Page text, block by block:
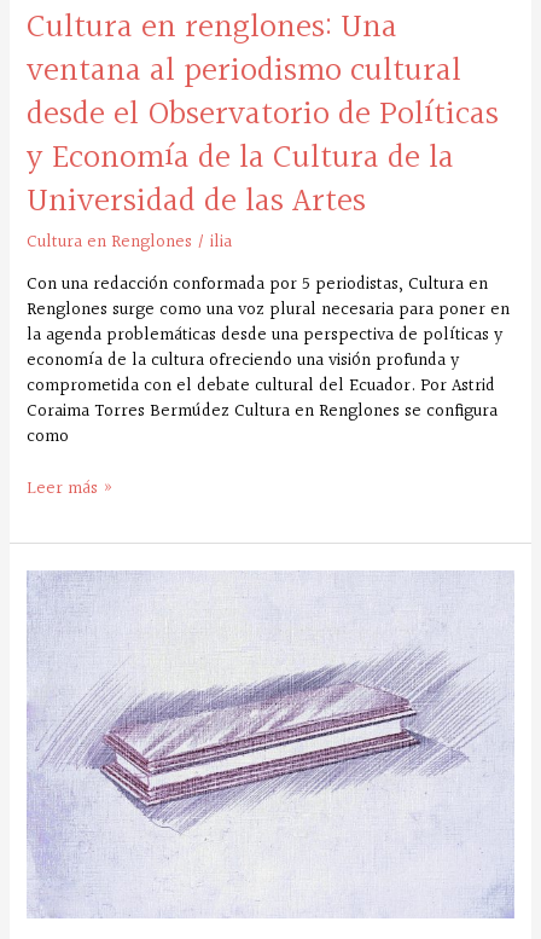
Cultura en renglones: Una
ventana al periodismo cultural
desde el Observatorio de Políticas
y Economía de la Cultura de la
Universidad de las Artes
Cultura en Renglones /ilia
Con una redacción conformada por 5 periodistas, Cultura en
Renglones surge como una voz plural necesaria para poner en
la agenda problemáticas desde una perspectiva de políticas y
economía de la cultura ofreciendo una visión profunda y
comprometida con el debate cultural del Ecuador. Por Astrid
Coraima Torres Bermúdez Cultura en Renglones se configura
como
el
de
Políticas
y
Economía
de
la
Cultura
de
la
Universidad
de
las
Artes
Leer más »
Un
dibujo
de
Roger
Pincay